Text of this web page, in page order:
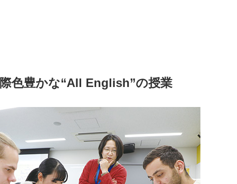
色豊かな“All English”の授業